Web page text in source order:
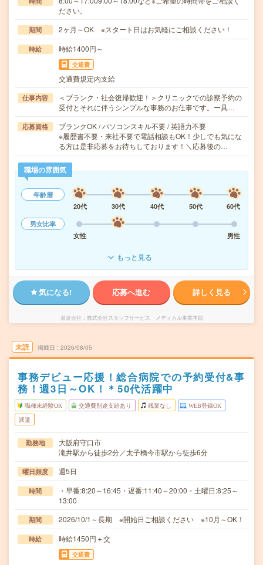
ださい。
期間 2ヶ月～OK ※スタート日はお気軽にご相談ください！
時給 時給1400円～
交通費
交通費規定内支給
仕事内容
＜ブランク・社会復帰歓迎！＞クリニックでの診察予約の
受付とそれに伴うシンプルな事務のお仕事です。ー具…
応募資格
ブランクOK / パソコンスキル不要 / 英語力不要
※履歴書不要・来社不要で電話相談もOK！少しでも気にな
る方は是非応募をお待ちしております！＼応募後の…
職場の雰囲気
年齢層
20代
30代 40代 50代
60代
男女比率
女性
男性
もっと見る
気になる! 応募へ進む 詳しく見る
派遣会社 株式会社スタッフサービス メディカル事業本部
未読 掲載日 2026/08/05
事務デビュー応援！総合病院での予約受付&事
務！週3日～OK！＊50代活躍中
職種未経験OK 交通費別途支給あり 残業なし WEB登録OK
派遣
勤務地
大阪府守口市
滝井駅から徒歩2分／太子橋今市駅から徒歩6分
曜日頻度 週5日
時間
・早番:8:20～16:45・遅番:11:40～20:00・土曜日:8:25～
13:00
期間 2026/10/1～長期 ※開始日ご相談ください ※10月～OK！
時給 時給1450円＋交
交通費